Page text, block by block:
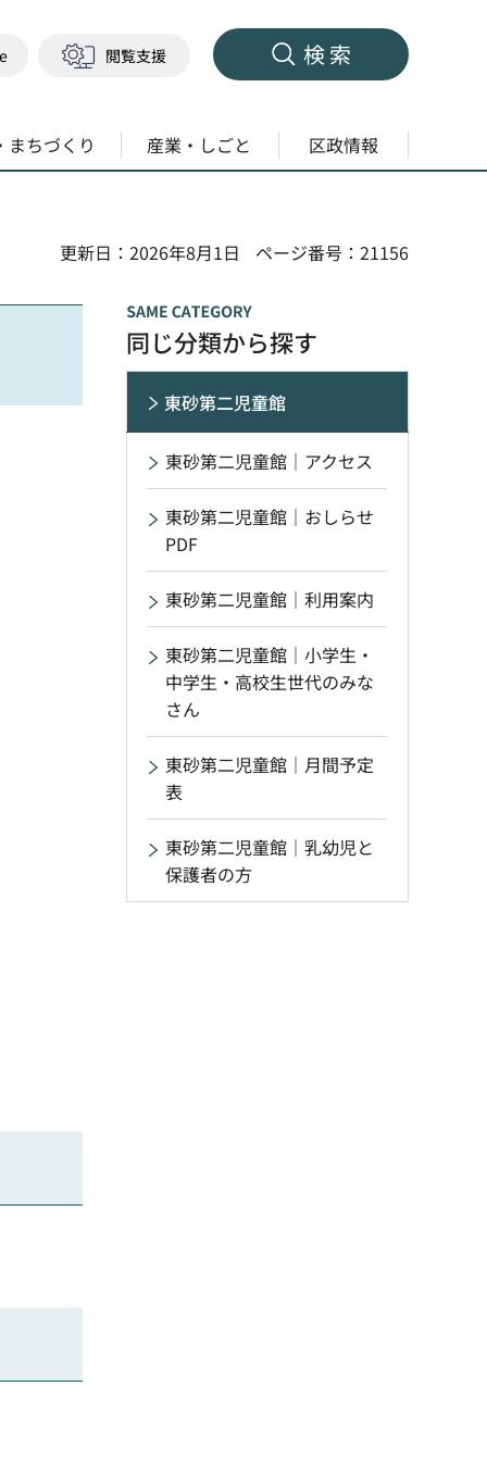
閲覧支援 検索
まちづくり 産業・しごと 区政情報
更新日：2026年8月1日 ページ番号：21156
同じ分類から探す
東砂第二児童館
東砂第二児童館｜アクセス
東砂第二児童館｜おしらせ
PDF
東砂第二児童館｜利用案内
東砂第二児童館｜小学生・
中学生・高校生世代のみな
さん
東砂第二児童館｜月間予定
表
東砂第二児童館｜乳幼児と
保護者の方